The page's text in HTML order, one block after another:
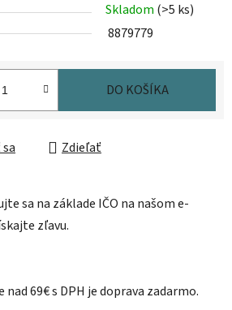
Skladom (>5 ks)
8879779
DO KOŠÍKA
Zdieľať
sa na základe IČO na našom e-
zľavu.
nad 69€ s DPH je doprava zadarmo.